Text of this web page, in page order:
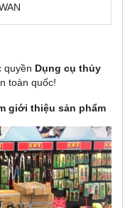
quyền Dụng cụ thủy
toàn quốc!
giới thiệu sản phẩm